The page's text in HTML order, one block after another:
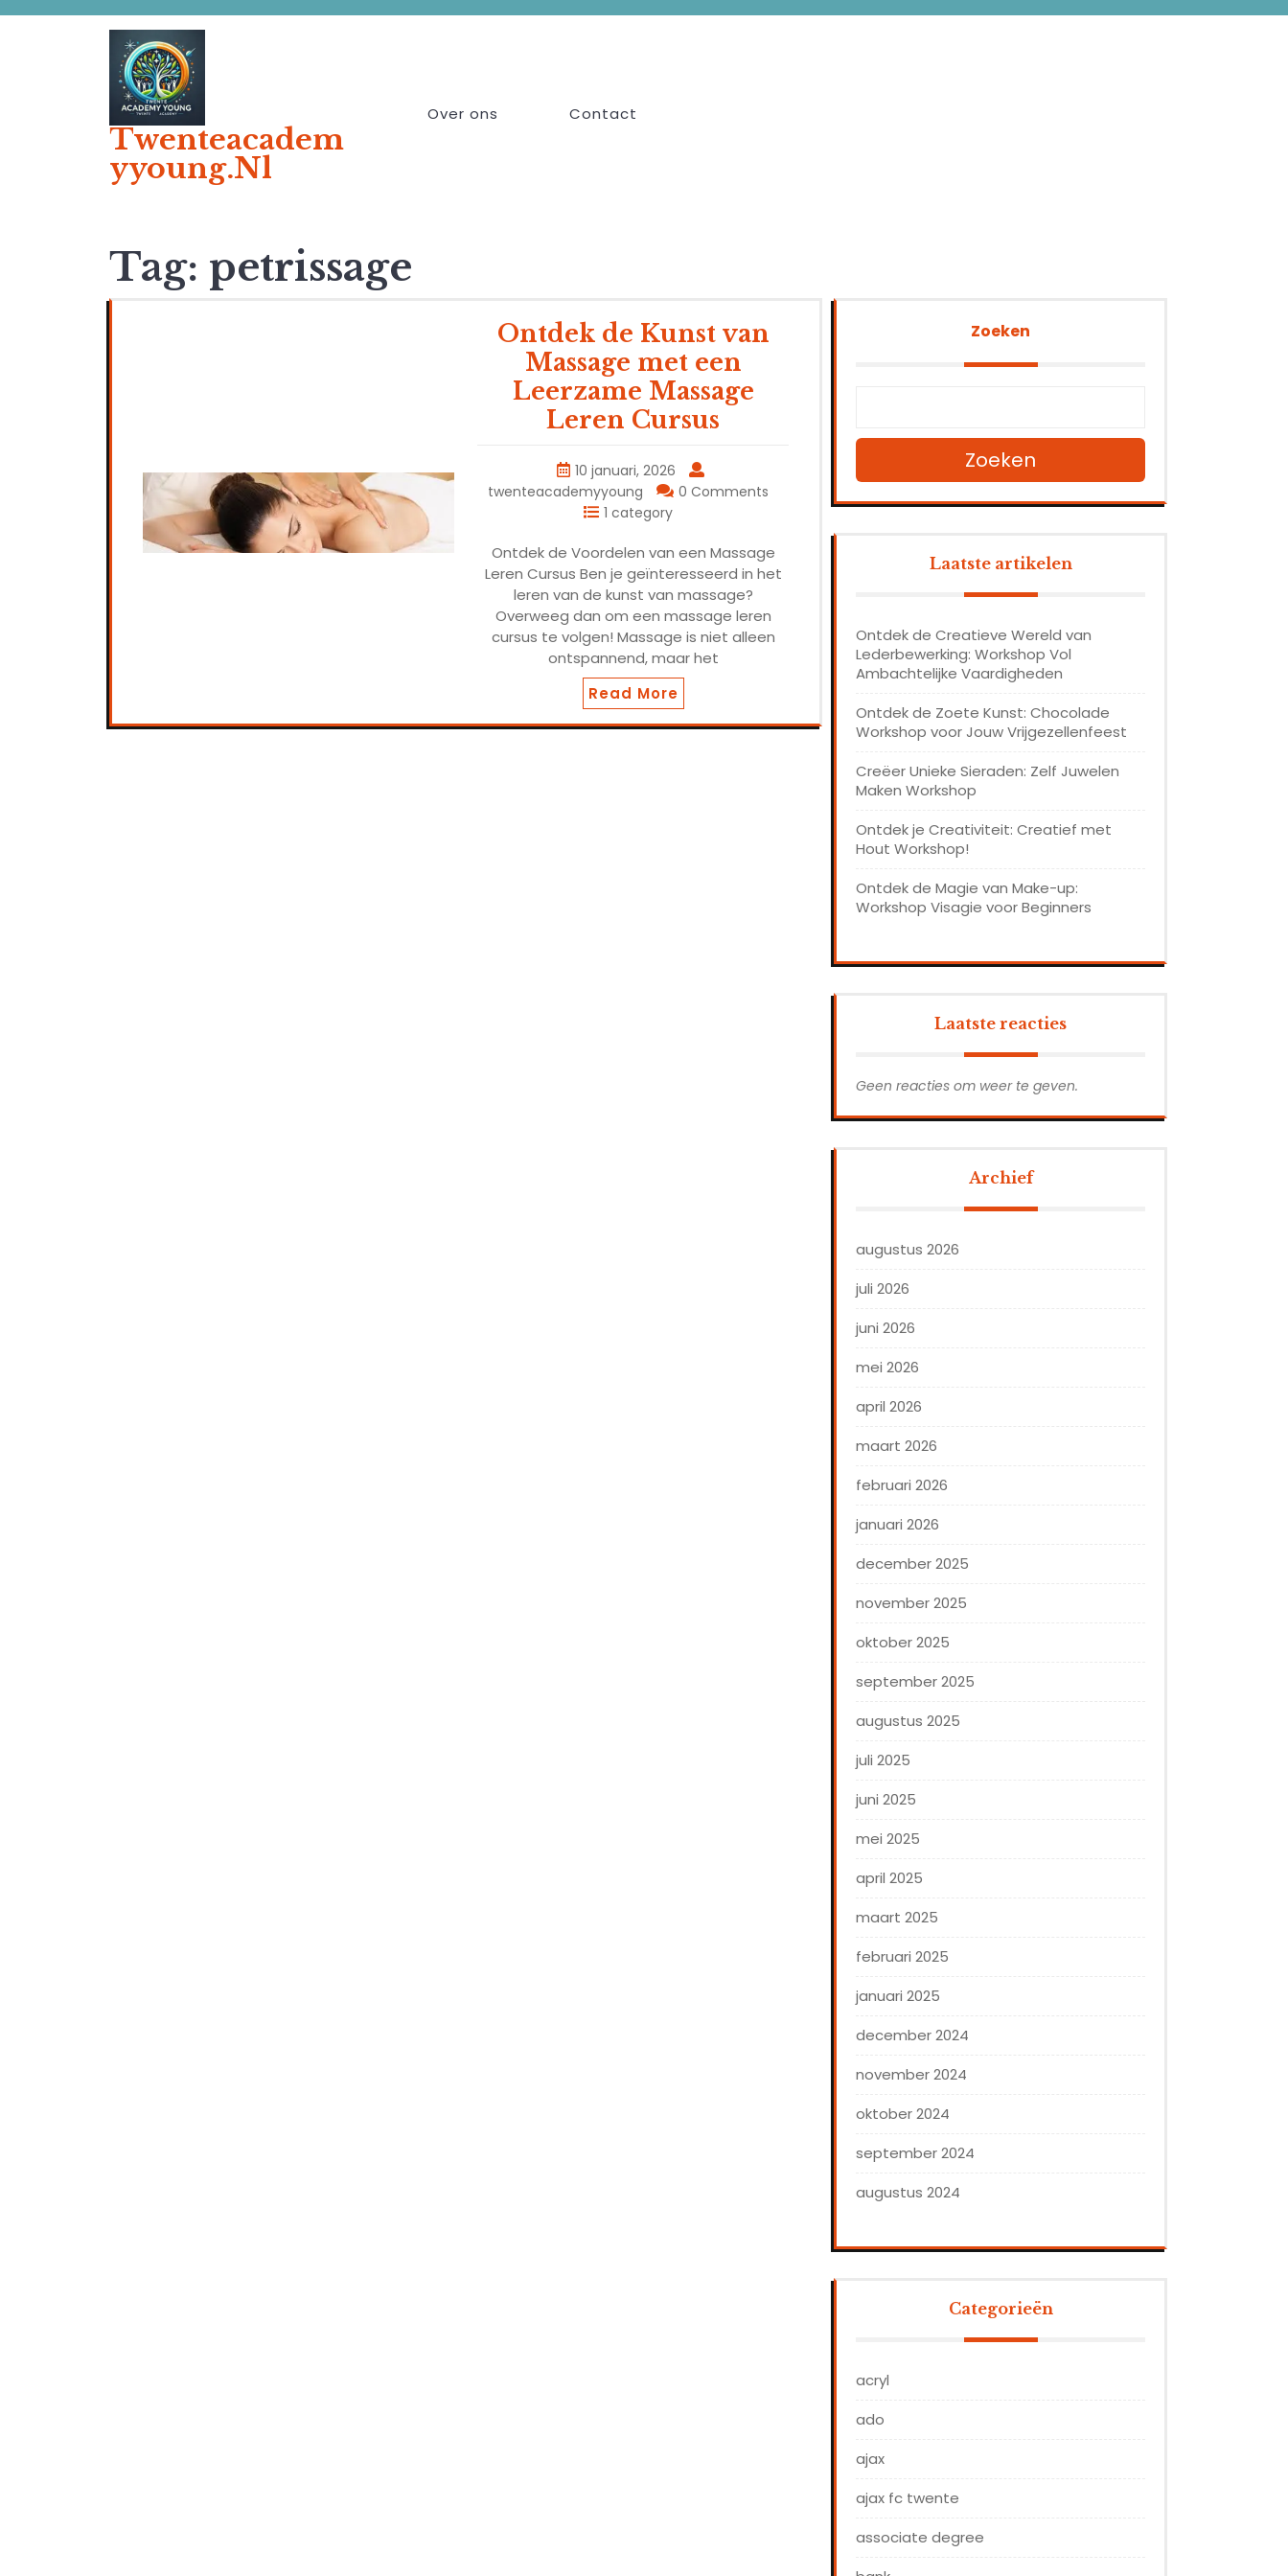
Twenteacadem
Yyoung.nl
Over ons Contact
Tag: petrissage
Ontdek de Kunst van
Massage met een
Leerzame Massage
Leren Cursus
10 januari, 2026
twenteacademyyoung
0 Comments
1 category
Ontdek de Voordelen van een Massage
Leren Cursus Ben je geïnteresseerd in het
leren van de kunst van massage?
Overweeg dan om een massage leren
cursus te volgen! Massage is niet alleen
ontspannend, maar het
Read More
Zoeken
Zoeken
Laatste artikelen
Ontdek de Creatieve Wereld van
Lederbewerking: Workshop Vol
Ambachtelijke Vaardigheden
Ontdek de Zoete Kunst: Chocolade
Workshop voor Jouw Vrijgezellenfeest
Creëer Unieke Sieraden: Zelf Juwelen
Maken Workshop
Ontdek je Creativiteit: Creatief met
Hout Workshop!
Ontdek de Magie van Make-up:
Workshop Visagie voor Beginners
Laatste reacties
Geen reacties om weer te geven.
Archief
augustus 2026
juli 2026
juni 2026
mei 2026
april 2026
maart 2026
februari 2026
januari 2026
december 2025
november 2025
oktober 2025
september 2025
augustus 2025
juli 2025
juni 2025
mei 2025
april 2025
maart 2025
februari 2025
januari 2025
december 2024
november 2024
oktober 2024
september 2024
augustus 2024
Categorieën
acryl
ado
ajax
ajax fc twente
associate degree